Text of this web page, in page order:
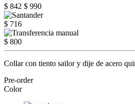
$ 842 $ 990
$ 716
$ 800
Collar con tiento sailor y dije de acero
Pre-order
Color